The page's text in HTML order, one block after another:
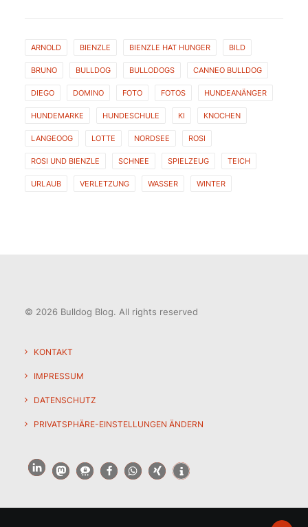
ARNOLD BIENZLE BIENZLE HAT HUNGER BILD
BRUNO BULLDOG BULLODOGS CANNEO BULLDOG
DIEGO DOMINO FOTO FOTOS HUNDEANÄNGER
HUNDEMARKE HUNDESCHULE KI KNOCHEN
LANGEOOG LOTTE NORDSEE ROSI
ROSI UND BIENZLE SCHNEE SPIELZEUG TEICH
URLAUB VERLETZUNG WASSER WINTER
KONTAKT
IMPRESSUM
DATENSCHUTZ
PRIVATSPHÄRE-EINSTELLUNGEN ÄNDERN
© 2026 Bulldog Blog. All rights reserved